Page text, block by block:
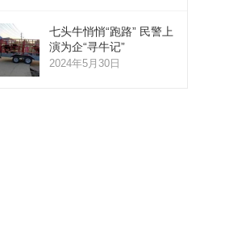
七头牛悄悄“跑路” 民警上
演为企“寻牛记”
2024年5月30日